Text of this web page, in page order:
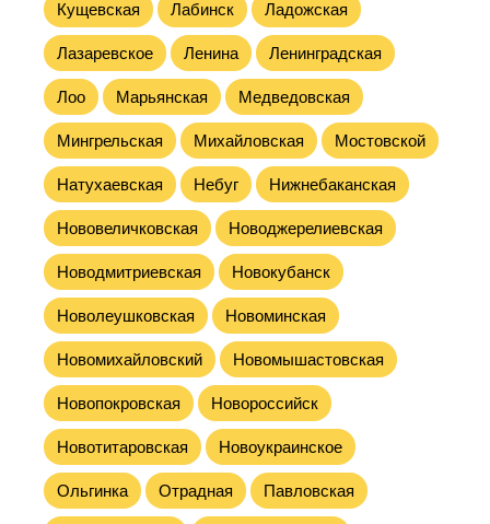
Кущевская Лабинск Ладожская
Лазаревское Ленина Ленинградская
Лоо Марьянская Медведовская
Мингрельская Михайловская Мостовской
Натухаевская Небуг Нижнебаканская
Нововеличковская Новоджерелиевская
Новодмитриевская Новокубанск
Новолеушковская Новоминская
Новомихайловский Новомышастовская
Новопокровская Новороссийск
Новотитаровская Новоукраинское
Ольгинка Отрадная Павловская